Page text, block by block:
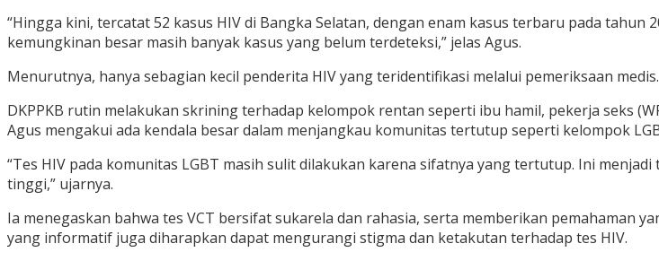
“Hingga kini, tercatat 52 kasus HIV di Bangka Selatan, dengan enam kasus terbaru pada
kemungkinan besar masih banyak kasus yang belum terdeteksi,” jelas Agus.
Menurutnya, hanya sebagian kecil penderita HIV yang teridentifikasi melalui pemeriksaan
DKPPKB rutin melakukan skrining terhadap kelompok rentan seperti ibu hamil, pekerja seks
Agus mengakui ada kendala besar dalam menjangkau komunitas tertutup seperti kelompok
“Tes HIV pada komunitas LGBT masih sulit dilakukan karena sifatnya yang tertutup. Ini
tinggi,” ujarnya.
Ia menegaskan bahwa tes VCT bersifat sukarela dan rahasia, serta memberikan pemahaman
yang informatif juga diharapkan dapat mengurangi stigma dan ketakutan terhadap tes HIV.